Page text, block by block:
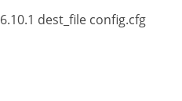
dest_file config.cfg